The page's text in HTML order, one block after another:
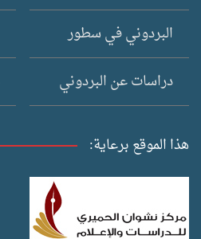
البردوني في سطور
دراسات عن البردوني
هذا الموقع برعاية: